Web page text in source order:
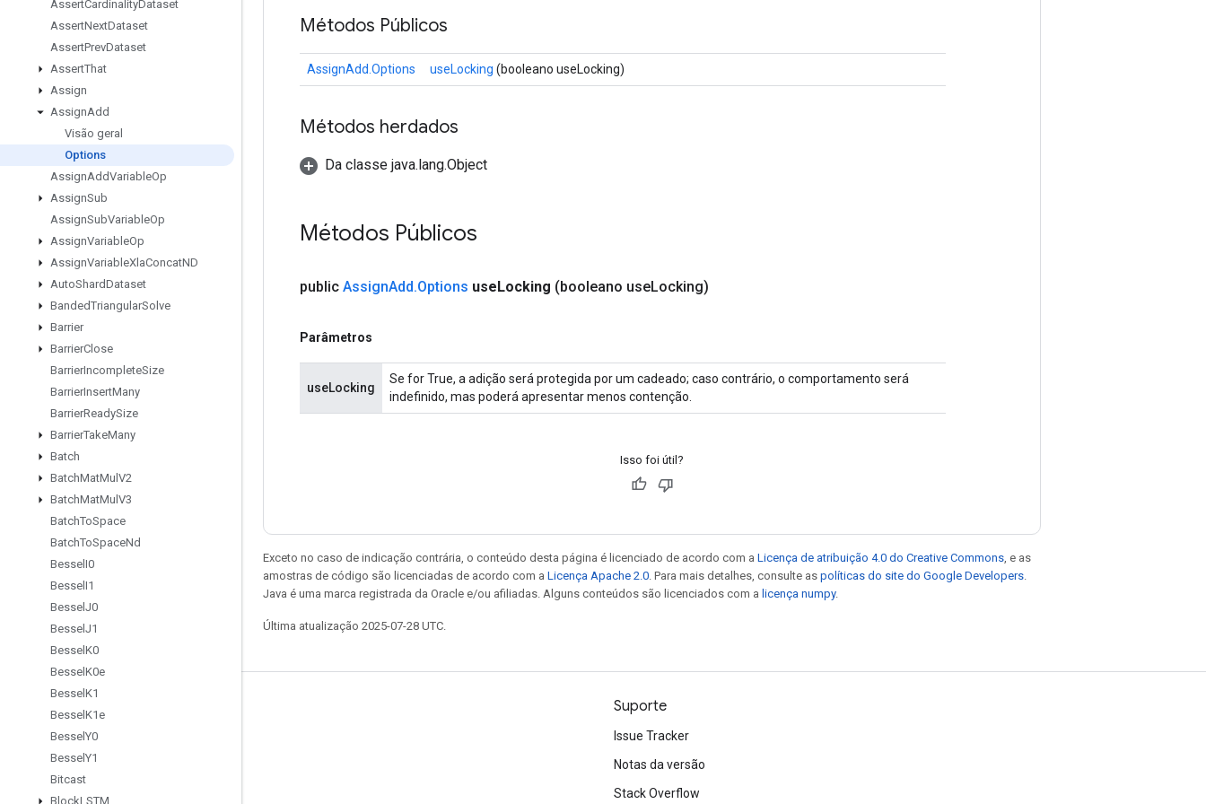
AssertCardinalityDataset
AssertNextDataset
AssertPrevDataset
AssertThat
Assign
AssignAdd
Visão geral
Options
AssignAddVariableOp
AssignSub
AssignSubVariableOp
AssignVariableOp
AssignVariableXlaConcatND
AutoShardDataset
BandedTriangularSolve
Barrier
BarrierClose
BarrierIncompleteSize
BarrierInsertMany
BarrierReadySize
BarrierTakeMany
Batch
BatchMatMul V2
BatchMatMul V3
BatchToSpace
BatchToSpaceNd
Bessel I0
Bessel I1
Bessel J0
Bessel J1
Bessel K0
Bessel K0e
Bessel K1
Bessel K1e
Bessel Y0
Bessel Y1
Bitcast
BlockLSTM
Métodos Públicos
AssignAdd.Options useLocking (booleano useLocking)
Métodos herdados
Da classe java.lang.Object
Métodos Públicos
public AssignAdd.Options useLocking (booleano useLocking)
Parâmetros
useLocking
Se for True, a adição será protegida por um cadeado; caso contrário, o comportamento será
indefinido, mas poderá apresentar menos contenção.
Isso foi útil?
Exceto no caso de indicação contrária, o conteúdo desta página é licenciado de acordo com a Licença de atribuição 4.0 do Creative Commons , e as
amostras de código são licenciadas de acordo com a Licença Apache 2.0 . Para mais detalhes, consulte as políticas do site do Google Developers
Java é uma marca registrada da Oracle e/ou afiliadas. Alguns conteúdos são licenciados com a licença numpy.
Última atualização 2025-07-28 UTC.
Permanecer conectado
Fórum
GitHub
Suporte
Issue Tracker
Notas da versão
Stack Overflow